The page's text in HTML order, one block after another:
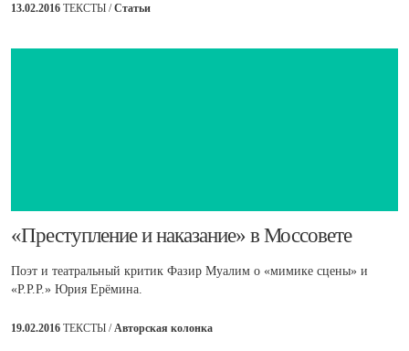
13.02.2016 ТЕКСТЫ /Статьи
​«Преступление и наказание» в Моссовете
Поэт и театральный критик Фазир Муалим о «мимике сцены» и
«Р.Р.Р.» Юрия Ерёмина.
19.02.2016 ТЕКСТЫ / Авторская колонка